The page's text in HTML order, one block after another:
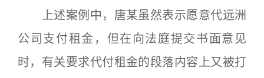
上述案例中，唐某虽然表示愿意代远洲
公司支付租金，但在向法庭提交书面意见
时，有关要求代付租金的段落内容上又被打